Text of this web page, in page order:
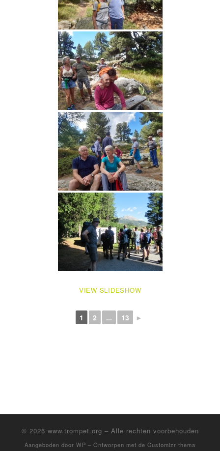
VIEW SLIDESHOW
1 2 ... 13 ►
© 2026 www.trompet.org – Alle rechten voorbehouden
Aangeboden door WP – Ontworpen met de Customizr thema